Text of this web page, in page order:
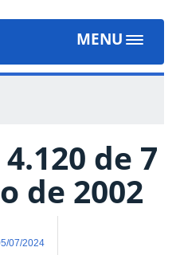
MENU
Toggle
de 7
de 2002
07/2024